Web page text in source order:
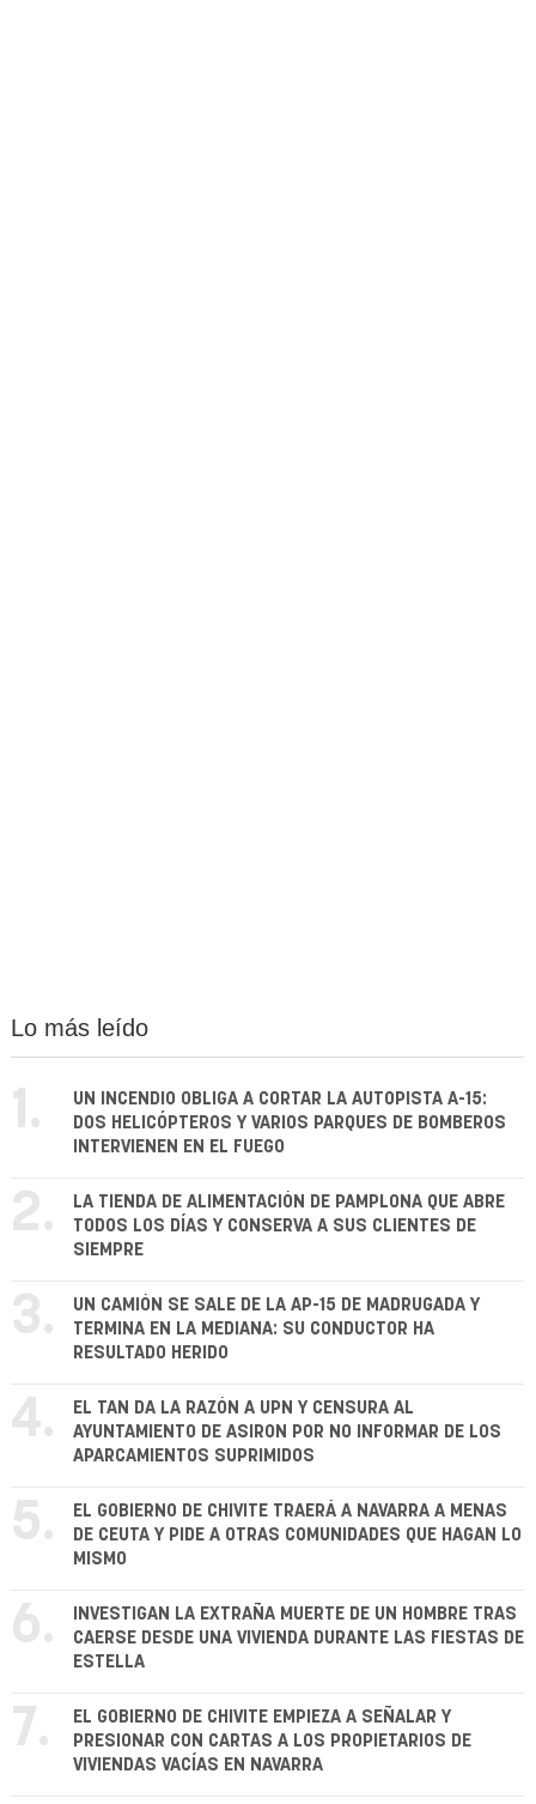
Lo más leído
1.
UN INCENDIO OBLIGA A CORTAR LA AUTOPISTA A-15:
DOS HELICÓPTEROS Y VARIOS PARQUES DE BOMBEROS
INTERVIENEN EN EL FUEGO
2.
LA TIENDA DE ALIMENTACIÓN DE PAMPLONA QUE ABRE
TODOS LOS DÍAS Y CONSERVA A SUS CLIENTES DE
SIEMPRE
3.
UN CAMIÓN SE SALE DE LA AP-15 DE MADRUGADA Y
TERMINA EN LA MEDIANA: SU CONDUCTOR HA
RESULTADO HERIDO
4.
EL TAN DA LA RAZÓN A UPN Y CENSURA AL
AYUNTAMIENTO DE ASIRON POR NO INFORMAR DE LOS
APARCAMIENTOS SUPRIMIDOS
5.
EL GOBIERNO DE CHIVITE TRAERÁ A NAVARRA A MENAS
DE CEUTA Y PIDE A OTRAS COMUNIDADES QUE HAGAN LO
MISMO
6.
INVESTIGAN LA EXTRAÑA MUERTE DE UN HOMBRE TRAS
CAERSE DESDE UNA VIVIENDA DURANTE LAS FIESTAS DE
ESTELLA
7.
EL GOBIERNO DE CHIVITE EMPIEZA A SEÑALAR Y
PRESIONAR CON CARTAS A LOS PROPIETARIOS DE
VIVIENDAS VACÍAS EN NAVARRA